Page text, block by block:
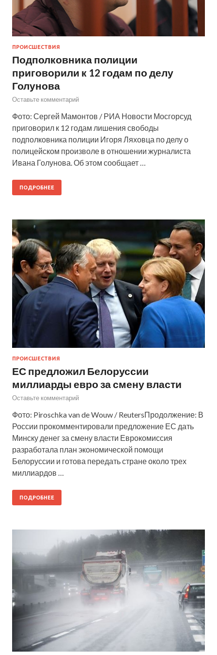
ПРОИСШЕСТВИЯ
Подполковника полиции
приговорили к 12 годам по делу
Голунова
Оставьте комментарий
Фото: Сергей Мамонтов / РИА Новости Мосгорсуд
приговорил к 12 годам лишения свободы
подполковника полиции Игоря Ляховца по делу о
полицейском произволе в отношении журналиста
Ивана Голунова. Об этом сообщает …
ПОДРОБНЕЕ
ПРОИСШЕСТВИЯ
ЕС предложил Белоруссии
миллиарды евро за смену власти
Оставьте комментарий
Фото: Piroschka van de Wouw / ReutersПродолжение: В
России прокомментировали предложение ЕС дать
Минску денег за смену власти Еврокомиссия
разработала план экономической помощи
Белоруссии и готова передать стране около трех
миллиардов …
ПОДРОБНЕЕ